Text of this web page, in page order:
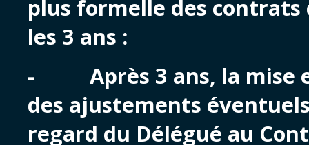
plus formelle des contrats
les 3 ans :
- Après 3 ans, la mise
des ajustements
regard du Délégué au